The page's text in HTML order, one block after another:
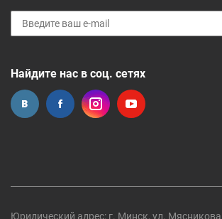
Найдите нас в соц. сетях
Юридический адрес: г. Минск, ул.